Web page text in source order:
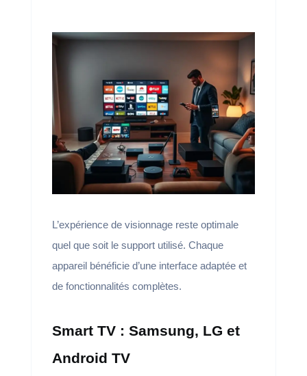
L’expérience de visionnage reste optimale
quel que soit le support utilisé. Chaque
appareil bénéficie d’une interface adaptée et
de fonctionnalités complètes.
Smart TV : Samsung, LG et
Android TV